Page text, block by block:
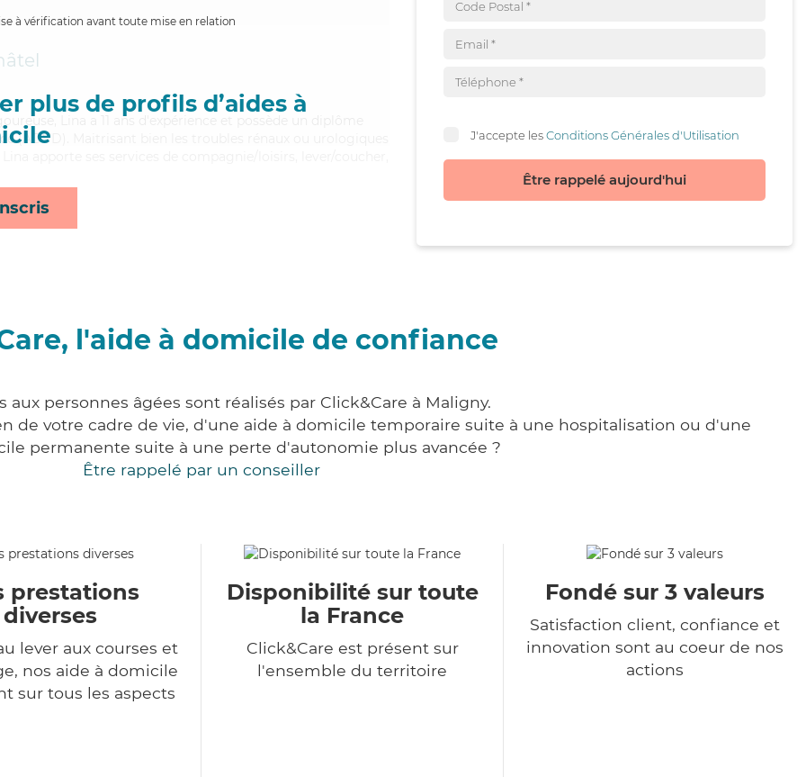
à vérification avant toute mise en relation
plus de profils d’aides à
Lina a 11 ans d'expérience et possède un diplôme
(ADVD). Maitrisant bien les troubles rénaux ou urologiques
J'accepte lesConditions Générales d'Utilisation
Être rappelé aujourd'hui
l'aide à domicile de confiance
aux personnes âgées sont réalisés par Click&Care à Maligny.
de votre cadre de vie, d'une aide à domicile temporaire suite à une hospitalisation ou d'une
permanente suite à une perte d'autonomie plus avancée ?
Être rappelé par un conseiller
prestations
diverses
lever aux courses et
nos aide à domicile
sur tous les aspects
Disponibilité sur toute
la France
Click&Care est présent sur
l'ensemble du territoire
Fondé sur 3 valeurs
Satisfaction client, confiance et
innovation sont au coeur de nos
actions